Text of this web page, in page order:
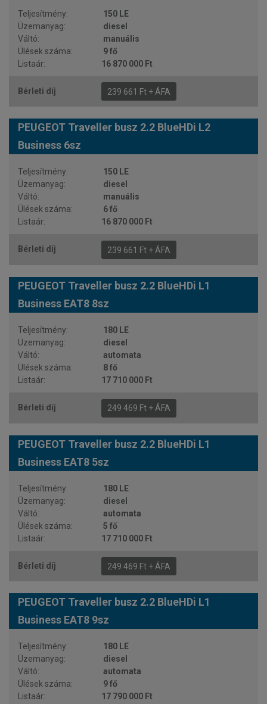
150 LE
diesel
manuális
9 fő
16 870 000 Ft
239 661 Ft + ÁFA
PEUGEOT Traveller busz 2.2 BlueHDi L2
Business 6sz
150 LE
diesel
manuális
6 fő
16 870 000 Ft
239 661 Ft + ÁFA
PEUGEOT Traveller busz 2.2 BlueHDi L1
Business EAT8 8sz
180 LE
diesel
automata
8 fő
17 710 000 Ft
249 469 Ft + ÁFA
PEUGEOT Traveller busz 2.2 BlueHDi L1
Business EAT8 5sz
180 LE
diesel
automata
5 fő
17 710 000 Ft
249 469 Ft + ÁFA
PEUGEOT Traveller busz 2.2 BlueHDi L1
Business EAT8 9sz
180 LE
diesel
automata
9 fő
17 790 000 Ft